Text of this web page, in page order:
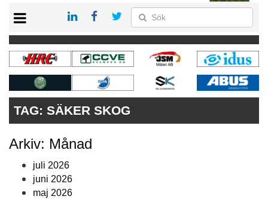
KONTAKT
VÅRA ANDRA MAGASIN
PRENUMERERA
ANNONSERA
TAG: SÄKER SKOG
Arkiv: Månad
juli 2026
juni 2026
maj 2026